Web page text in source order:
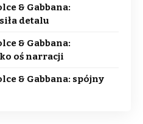
& Gabbana:
detalu
& Gabbana:
oś narracji
& Gabbana: spójny